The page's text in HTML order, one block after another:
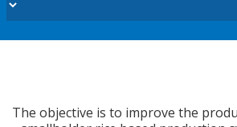
The objective is to improve